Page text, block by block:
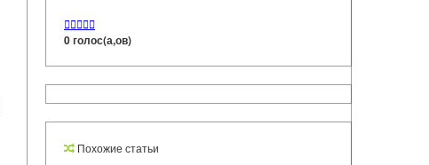

0 голос(а,ов)
Похожие статьи